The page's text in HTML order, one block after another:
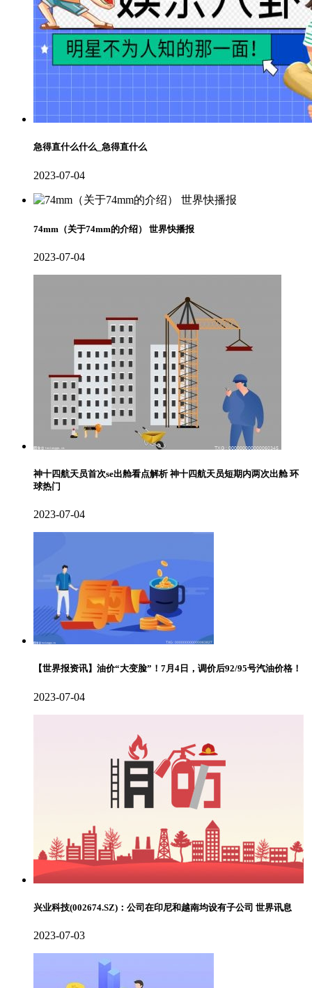
急得直什么什么_急得直什么
2023-07-04
74mm（关于74mm的介绍） 世界快播报
2023-07-04
神十四航天员首次se出舱看点解析 神十四航天员短期内两次出舱 环
球热门
2023-07-04
【世界报资讯】油价“大变脸”！7月4日，调价后92/95号汽油价格！
2023-07-04
兴业科技(002674.SZ)：公司在印尼和越南均设有子公司 世界讯息
2023-07-03